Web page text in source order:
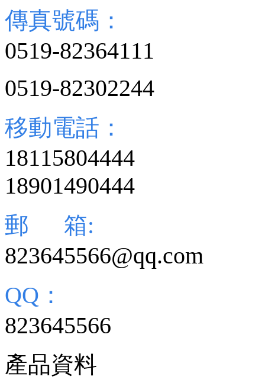
傳真號碼：
0519-82364111
0519-82302244
移動電話：
18115804444
18901490444
郵 箱:
823645566@qq.com
QQ：
823645566
產品資料